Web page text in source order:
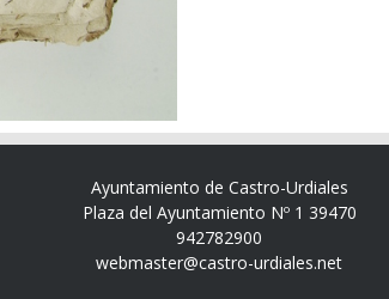
Ayuntamiento de Castro-Urdiales
Plaza del Ayuntamiento Nº 1 39470
942782900
webmaster@castro-urdiales.net